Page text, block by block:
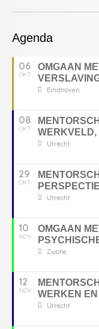
Agenda
06
OKT
OMGAAN
Eindhoven
08
OKT
WERKVELD,
Utrecht
29
OKT
Utrecht
10
NOV
OMGAAN
Zwolle
12
NOV
WERKEN
Utrecht